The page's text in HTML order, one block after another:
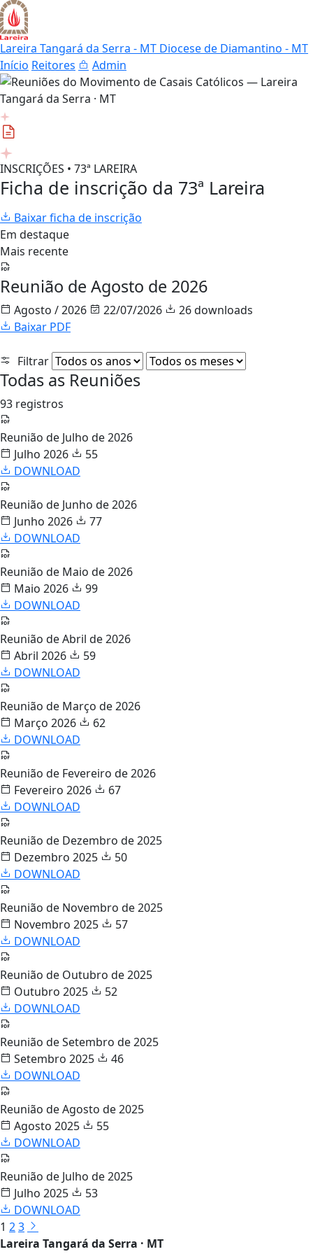
Lareira Tangará da Serra - MT Diocese de Diamantino - MT
Início Reitores Admin
INSCRIÇÕES • 73ª LAREIRA
Ficha de inscrição da 73ª Lareira
Baixar ficha de inscrição
Em destaque
Mais recente
Reunião de Agosto de 2026
Agosto / 2026 22/07/2026
26 downloads
Baixar PDF
Filtrar
Todas as Reuniões
93 registros
Reunião de Julho de 2026
Julho 2026
55
DOWNLOAD
Reunião de Junho de 2026
Junho 2026
77
DOWNLOAD
Reunião de Maio de 2026
Maio 2026
99
DOWNLOAD
Reunião de Abril de 2026
Abril 2026
59
DOWNLOAD
Reunião de Março de 2026
Março 2026
62
DOWNLOAD
Reunião de Fevereiro de 2026
Fevereiro 2026
67
DOWNLOAD
Reunião de Dezembro de 2025
Dezembro 2025
50
DOWNLOAD
Reunião de Novembro de 2025
Novembro 2025
57
DOWNLOAD
Reunião de Outubro de 2025
Outubro 2025
52
DOWNLOAD
Reunião de Setembro de 2025
Setembro 2025
46
DOWNLOAD
Reunião de Agosto de 2025
Agosto 2025
55
DOWNLOAD
Reunião de Julho de 2025
Julho 2025
53
DOWNLOAD
1 23
Lareira Tangará da Serra · MT